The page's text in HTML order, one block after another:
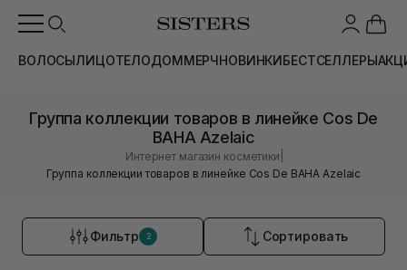
ВОЛОСЫЛИЦОТЕЛОДОММЕРЧНОВИНКИБЕСТСЕЛЛЕРЫ
Группа коллекции товаров в линейке Cos De
BAHA Azelaic
Интернет магазин косметики
Группа коллекции товаров в линейке Cos De BAHA Azelaic
Фильтр 2 Сортировать